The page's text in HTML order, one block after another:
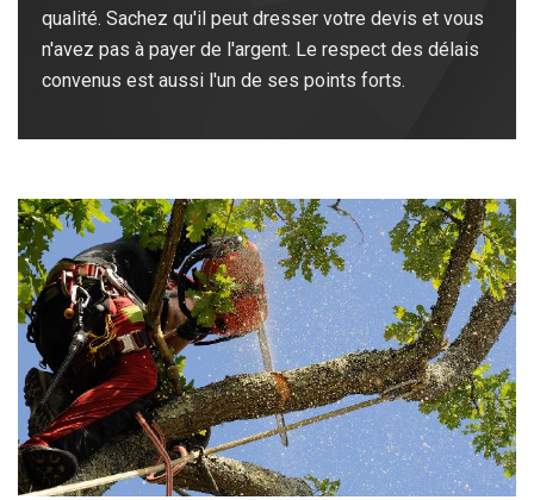
qualité. Sachez qu'il peut dresser votre devis et vous
n'avez pas à payer de l'argent. Le respect des délais
convenus est aussi l'un de ses points forts.